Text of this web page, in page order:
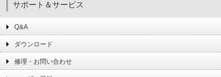
サポート＆サービス
Q&A
ダウンロード
修理・お問い合わせ